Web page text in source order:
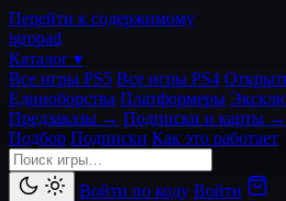
Перейти к содержимому
igropad
Каталог ▾
Все игры PS5 Все игры PS4
Единоборства Платформеры
Предзаказы → Подписки и карты →
Подбор Подписки Как это работает
Войти по коду Войти